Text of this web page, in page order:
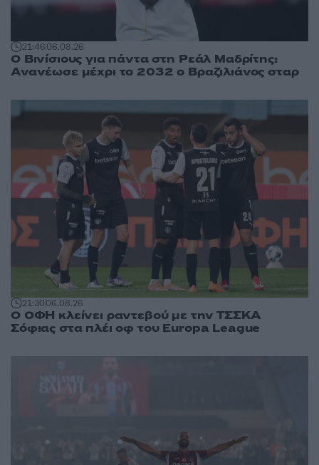
21:4606.08.26
Ο Βινίσιους για πάντα στη Ρεάλ Μαδρίτης:
Ανανέωσε μέχρι το 2032 ο Βραζιλιάνος σταρ
21:3006.08.26
Ο ΟΦΗ κλείνει ραντεβού με την ΤΣΣΚΑ
Σόφιας στα πλέι οφ του Europa League